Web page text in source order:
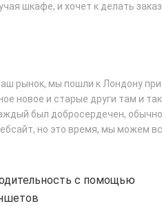
шкафе, и хочет к делать заказ
рынок, мы пошли к Лондону
новое и старые други там и
был добросердечен,
но это время, мы можем
с помощью